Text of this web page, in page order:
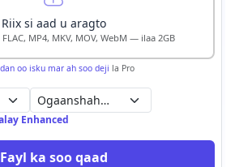
Riix si aad u aragto
FLAC, MP4, MKV, MOV, WebM — ilaa 2GB
oo isku mar ah soo deji la Pro
Ogaanshaha otomaatiga ah
Enhanced
Fayl ka soo qaad